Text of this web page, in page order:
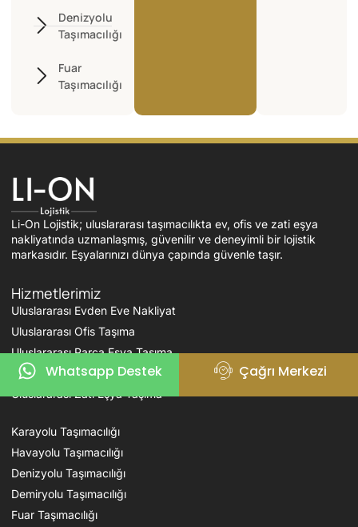
Denizyolu
Taşımacılığı
Fuar
Taşımacılığı
Li-On Lojistik; uluslararası taşımacılıkta ev, ofis ve zati eşya
nakliyatında uzmanlaşmış, güvenilir ve deneyimli bir lojistik
markasıdır. Eşyalarınızı dünya çapında güvenle taşır.
Hizmetlerimiz
Uluslararası Evden Eve Nakliyat
Uluslararası Ofis Taşıma
Uluslararası Parça Eşya Taşıma
Uluslararası Parsiyel Eşya Taşıma
Uluslararası Zati Eşya Taşıma
Karayolu Taşımacılığı
Havayolu Taşımacılığı
Denizyolu Taşımacılığı
Demiryolu Taşımacılığı
Fuar Taşımacılığı
Whatsapp Destek Çağrı Merkezi